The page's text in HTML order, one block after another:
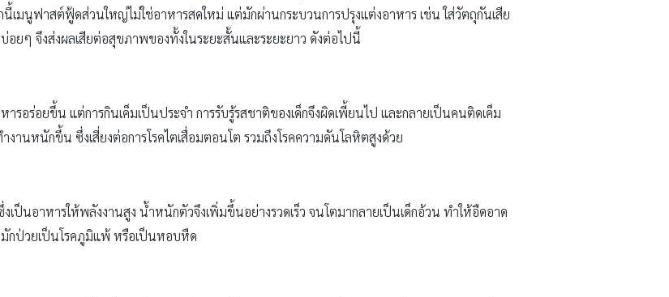
มนูฟาสต์ฟู้ดส่วนใหญ่ไม่ใช่อาหารสดใหม่ แต่มักผ่านกระบวนการปรุงแต่งอาหาร เช่น ใส่วัตถุกันเสีย
ยๆ จึงส่งผลเสียต่อสุขภาพของทั้งในระยะสั้นและระยะยาว ดังต่อไปนี้
รอร่อยขึ้น แต่การกินเค็มเป็นประจำ การรับรู้รสชาติของเด็กจึงผิดเพี้ยนไป และกลายเป็นคนติดเค็ม
านหนักขึ้น ซึ่งเสี่ยงต่อการโรคไตเสื่อมตอนโต รวมถึงโรคความดันโลหิตสูงด้วย
นอาหารให้พลังงานสูง น้ำหนักตัวจึงเพิ่มขึ้นอย่างรวดเร็ว จนโตมากลายเป็นเด็กอ้วน ทำให้อืดอาด
มักป่วยเป็นโรคภูมิแพ้ หรือเป็นหอบหืด